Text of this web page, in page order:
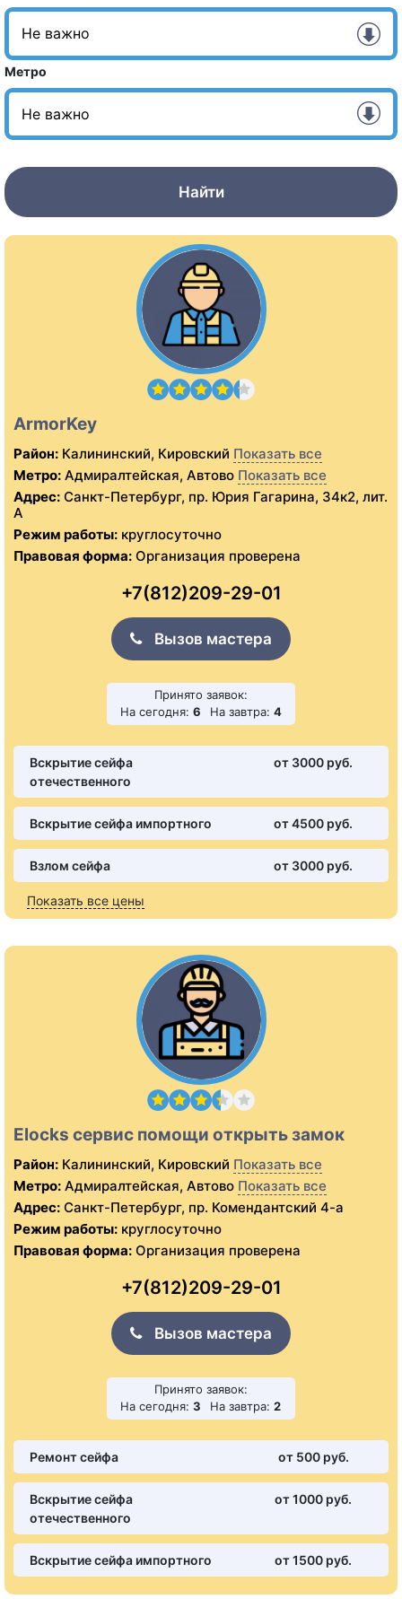
Метро
Найти
ArmorKey
Район: Калининский, Кировский Показать все
Метро: Адмиралтейская, Автово Показать все
Адрес: Санкт-Петербург, пр. Юрия Гагарина, 34к2, лит.
А
Режим работы: круглосуточно
Правовая форма: Организация проверена
+7(812)209-29-01
Вызов мастера
Принято заявок:
На сегодня: 6 На завтра: 4
Вскрытие сейфа
отечественного
от 3000 pуб.
Вскрытие сейфа импортного от 4500 pуб.
Взлом сейфа от 3000 pуб.
Показать все цены
Elocks сервис помощи открыть замок
Район: Калининский, Кировский Показать все
Метро: Адмиралтейская, Автово Показать все
Адрес: Санкт-Петербург, пр. Комендантский 4-а
Режим работы: круглосуточно
Правовая форма: Организация проверена
+7(812)209-29-01
Вызов мастера
Принято заявок:
На сегодня: 3 На завтра: 2
Ремонт сейфа от 500 pуб.
Вскрытие сейфа
отечественного
от 1000 pуб.
Вскрытие сейфа импортного от 1500 pуб.